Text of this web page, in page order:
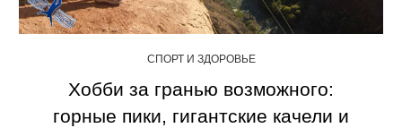
СПОРТ И ЗДОРОВЬЕ
Хобби за гранью возможного:
горные пики, гигантские качели и